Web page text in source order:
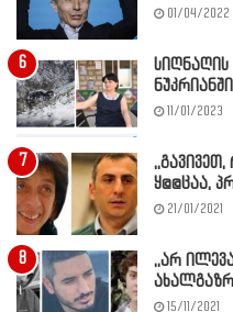
01/04/2022
11/01/2023
ყ@@ცაა,
21/01/2021
,,არ
15/11/2021